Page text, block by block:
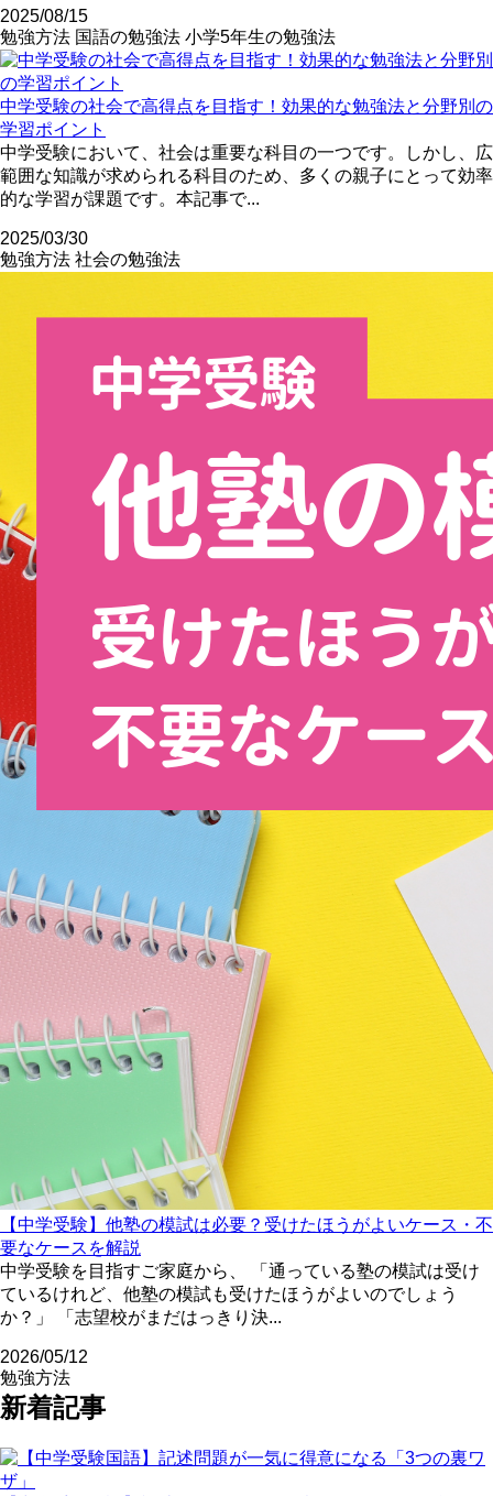
2025/08/15
勉強方法 国語の勉強法 小学5年生の勉強法
中学受験の社会で高得点を目指す！効果的な勉強法と分野別の
学習ポイント
中学受験において、社会は重要な科目の一つです。しかし、広
範囲な知識が求められる科目のため、多くの親子にとって効率
的な学習が課題です。本記事で...
2025/03/30
勉強方法 社会の勉強法
【中学受験】他塾の模試は必要？受けたほうがよいケース・不
要なケースを解説
中学受験を目指すご家庭から、 「通っている塾の模試は受け
ているけれど、他塾の模試も受けたほうがよいのでしょう
か？」 「志望校がまだはっきり決...
2026/05/12
勉強方法
新着記事